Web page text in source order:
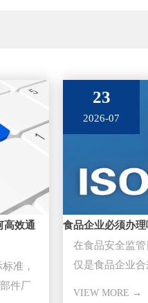
高效通
准，
件厂
23
2026-07
食品企业必须办
在食品安全监
仅是食品企业
VIEW MORE →